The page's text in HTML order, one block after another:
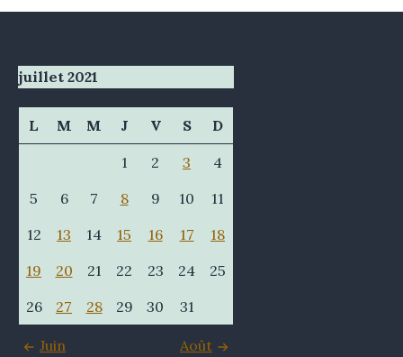
juillet 2021
L M M J V S D
1 2 3
4
5
6 7 8 9 10
11
12
13 14 15 16 17
18
19
20 21 22 23 24
25
26
27 28 29 30 31
Juin
Août